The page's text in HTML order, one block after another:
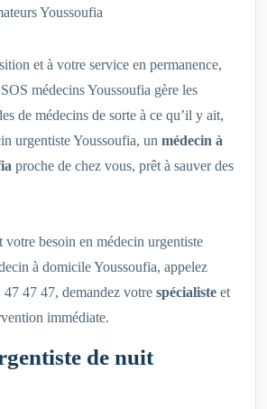
Youssoufia
et à votre service en permanence,
médecins Youssoufia gère les
de médecins de sorte à ce qu’il y ait,
urgentiste Youssoufia, un médecin à
proche de chez vous, prêt à sauver des
besoin en médecin urgentiste
à domicile Youssoufia, appelez
47 47, demandez votre spécialiste et
immédiate.
de nuit